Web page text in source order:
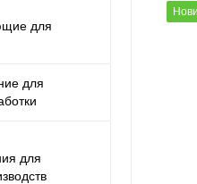
для
для
для